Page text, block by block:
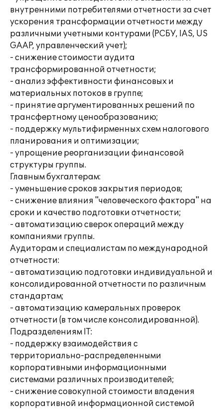
внутренними потребителями отчетности за счет
ускорения трансформации отчетности между
различными учетными контурами (РСБУ, IAS, US
GAAP, управленческий учет);
- снижение стоимости аудита
трансформированной отчетности;
- анализ эффективности финансовых и
материальных потоков в группе;
- принятие аргументированных решений по
трансфертному ценообразованию;
- поддержку мультифирменных схем налогового
планирования и оптимизации;
- упрощение реорганизации финансовой
структуры группы.
Главным бухгалтерам:
- уменьшение сроков закрытия периодов;
- снижение влияния "человеческого фактора" на
сроки и качество подготовки отчетности;
- автоматизацию сверок операций между
компаниями группы.
Аудиторам и специалистам по международной
отчетности:
- автоматизацию подготовки индивидуальной и
консолидированной отчетности по различным
стандартам;
- автоматизацию камеральных проверок
отчетности (в том числе консолидированной).
Подразделениям IT:
- поддержку взаимодействия с
территориально-распределенными
корпоративными информационными
системами различных производителей;
- снижение совокупной стоимости владения
корпоративной информационной системой